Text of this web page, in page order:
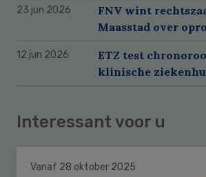
23 jun 2026
FNV wint
Maasstad over
12 jun 2026
ETZ test
klinische
Interessant voor u
Vanaf 28 oktober 2025